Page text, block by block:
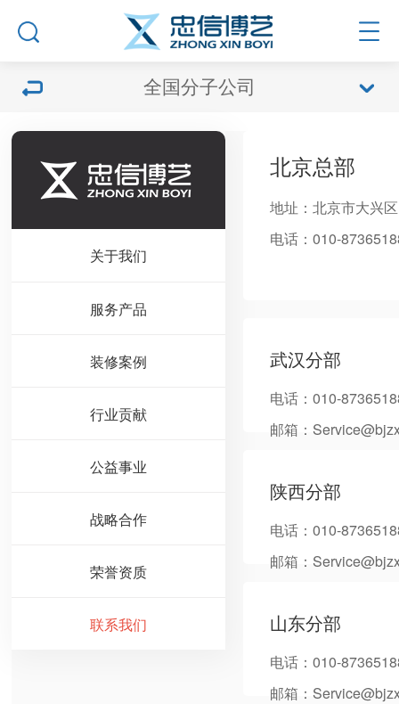
全国分子公司
关于我们
服务产品
装修案例
行业贡献
公益事业
战略合作
荣誉资质
联系我们
北京总部
地址：北京市大兴
电话：010-
武汉分部
电话：010-
邮箱：
陕西分部
电话：010-
邮箱：
山东分部
电话：010-
邮箱：